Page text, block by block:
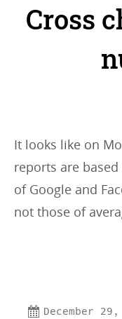
Cross
It looks like on
reports are
of Google and
not those of
December